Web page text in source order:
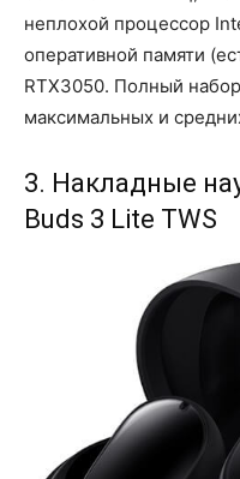
неплохой процессор
оперативной памяти
RTX3050. Полный
максимальных и
3. Накладные
Buds 3 Lite TWS